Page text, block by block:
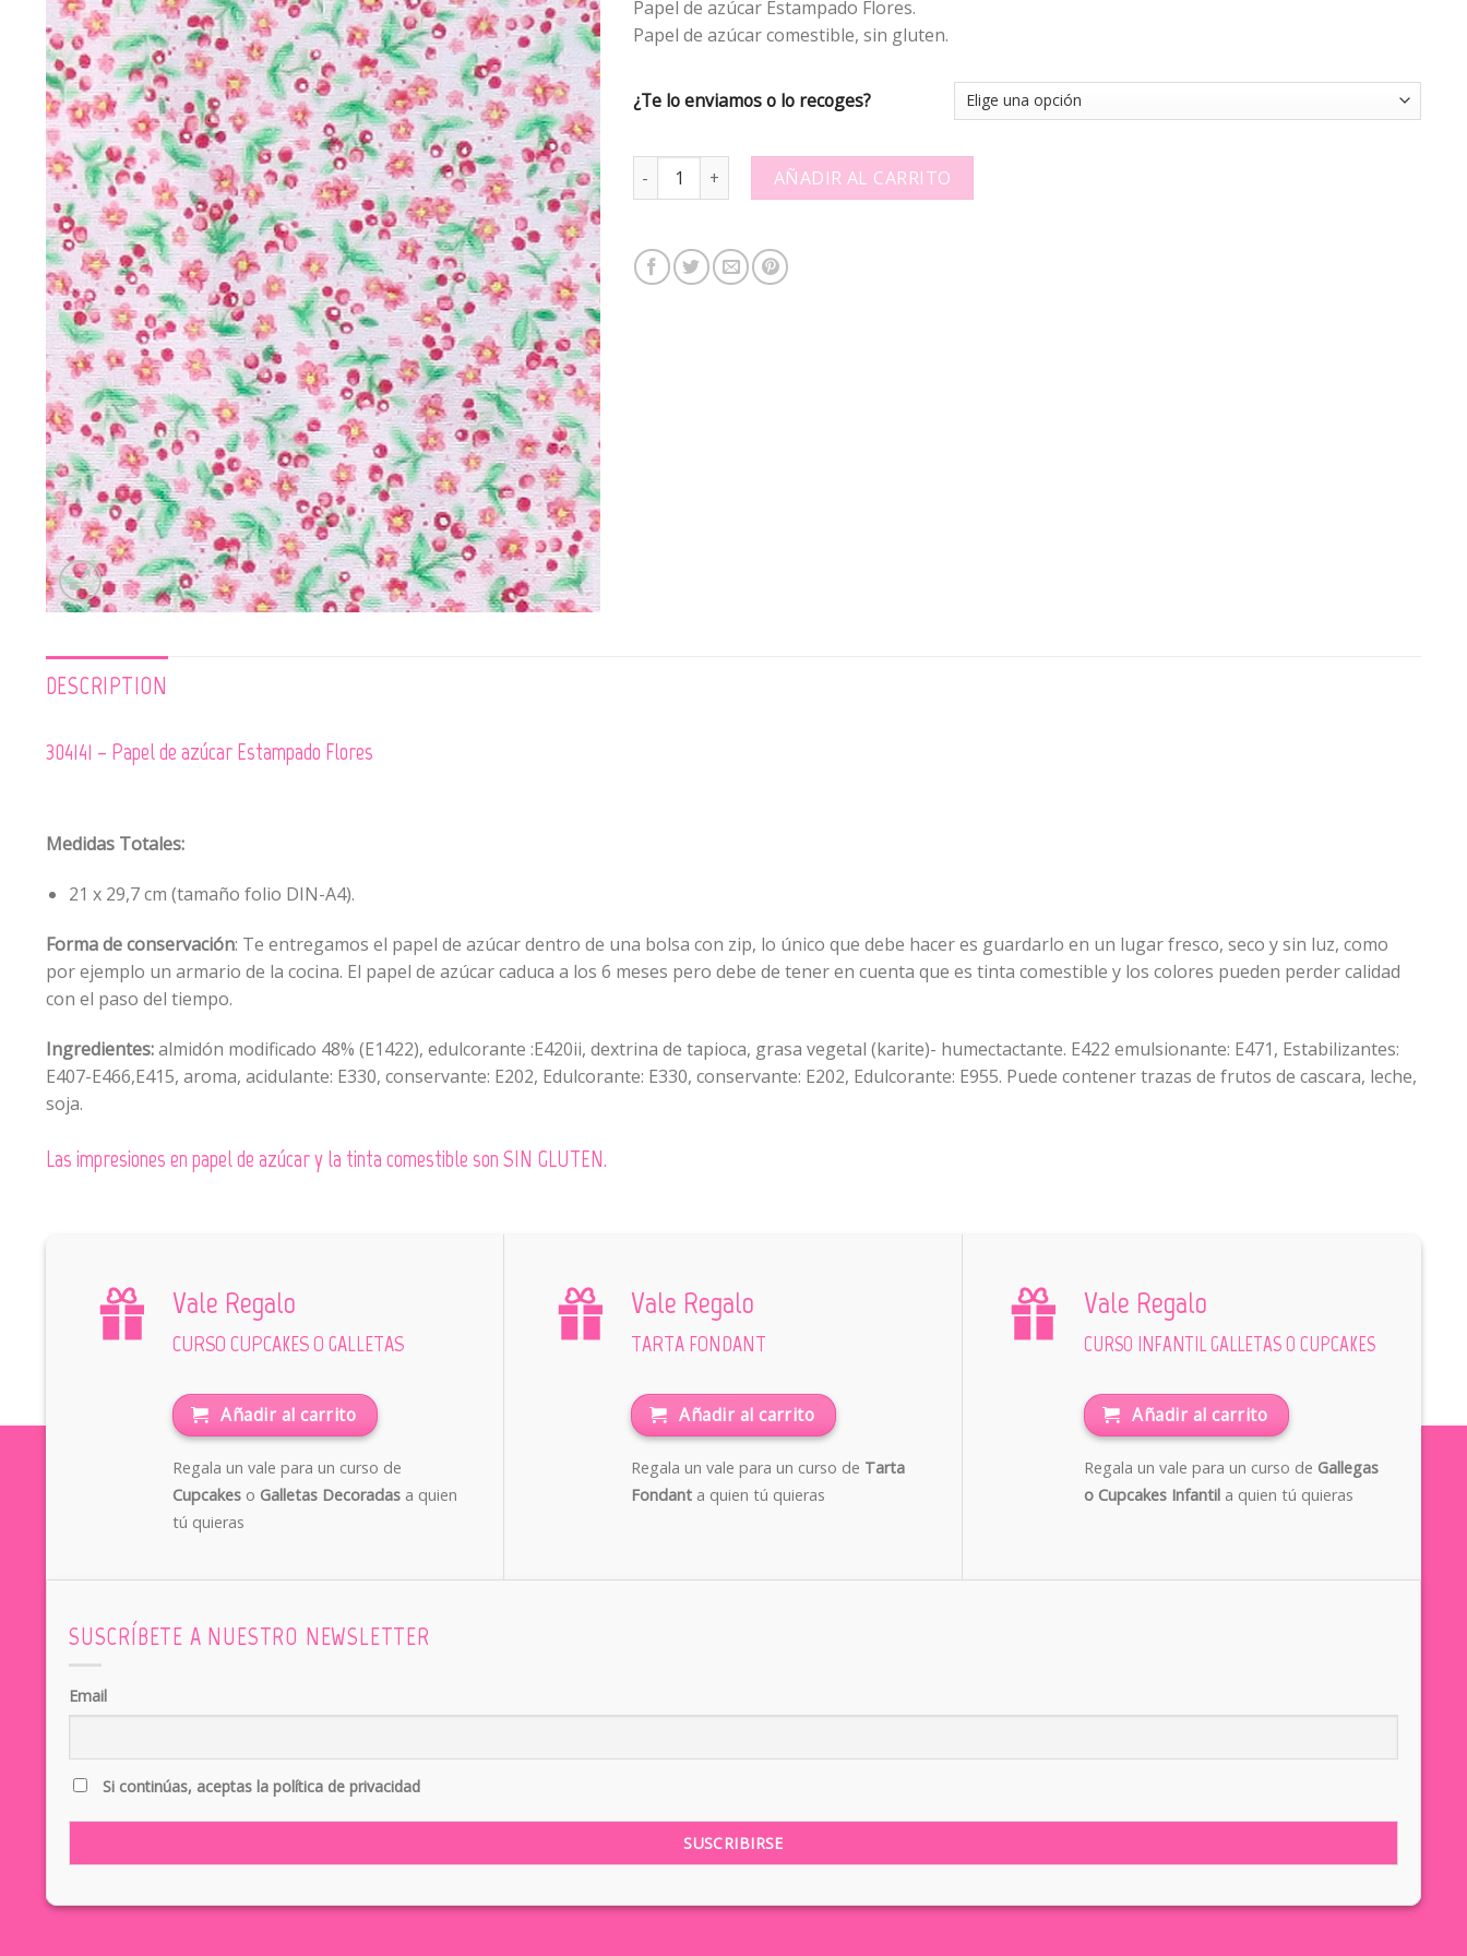
Papel de azúcar Estampado Flores.
Papel de azúcar comestible, sin gluten.
¿Te lo enviamos o lo recoges?
Papel de azúcar Estampado 304141 quantity
AÑADIR AL CARRITO
DESCRIPTION
304141 – Papel de azúcar Estampado Flores
Medidas Totales:
21 x 29,7 cm (tamaño folio DIN-A4).
Forma de conservación: Te entregamos el papel de azúcar dentro de una bolsa con zip, lo único que debe hacer es guardarlo en un lugar fresco, seco y sin luz, como
por ejemplo un armario de la cocina. El papel de azúcar caduca a los 6 meses pero debe de tener en cuenta que es tinta comestible y los colores pueden perder calidad
con el paso del tiempo.
Ingredientes:almidón modificado 48% (E1422), edulcorante :E420ii, dextrina de tapioca, grasa vegetal (karite)- humectactante. E422 emulsionante: E471, Estabilizantes:
E407-E466,E415, aroma, acidulante: E330, conservante: E202, Edulcorante: E330, conservante: E202, Edulcorante: E955. Puede contener trazas de frutos de cascara, leche,
soja.
Las impresiones en papel de azúcar y la tinta comestible son SIN GLUTEN.
Vale Regalo
CURSO CUPCAKES O GALLETAS
Añadir al carrito
Regala un vale para un curso de
Cupcakes o Galletas Decoradas a quien
tú quieras
Vale Regalo
TARTA FONDANT
Añadir al carrito
Regala un vale para un curso de Tarta
Fondant a quien tú quieras
Vale Regalo
CURSO INFANTIL GALLETAS O CUPCAKES
Añadir al carrito
Regala un vale para un curso de Gallegas
o Cupcakes Infantil a quien tú quieras
SUSCRÍBETE A NUESTRO NEWSLETTER
Email
Si continúas, aceptas la política de privacidad